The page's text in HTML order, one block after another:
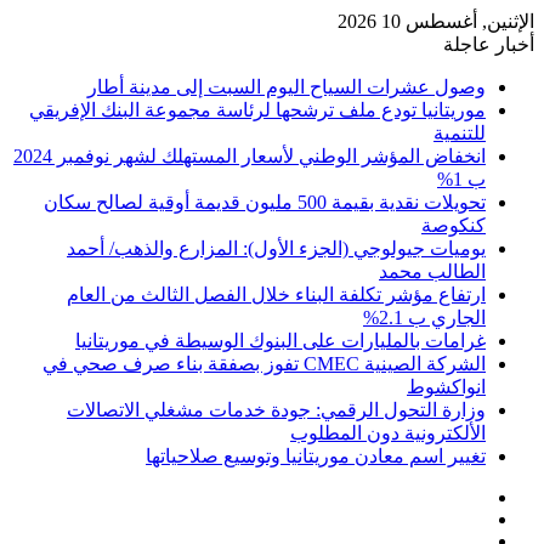
الإثنين, أغسطس 10 2026
أخبار عاجلة
وصول عشرات السياح اليوم السبت إلى مدينة أطار
موريتانيا تودع ملف ترشحها لرئاسة مجموعة البنك الإفريقي
للتنمية
انخفاض المؤشر الوطني لأسعار المستهلك لشهر نوفمبر 2024
ب 1%
تحويلات نقدية بقيمة 500 مليون قديمة أوقية لصالح سكان
كنكوصة
يوميات جيولوجي (الجزء الأول): المزارع والذهب/ أحمد
الطالب محمد
ارتفاع مؤشر تكلفة البناء خلال الفصل الثالث من العام
الجاري ب 2.1%
غرامات بالمليارات على البنوك الوسيطة في موريتانيا
الشركة الصينية CMEC تفوز بصفقة بناء صرف صحي في
انواكشوط
وزارة التحول الرقمي: جودة خدمات مشغلي الاتصالات
الألكترونية دون المطلوب
تغيير اسم معادن موريتانيا وتوسيع صلاحياتها